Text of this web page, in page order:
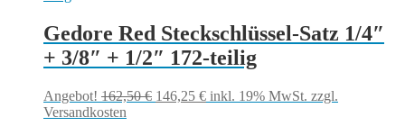
Gedore Red Steckschlüssel-Satz 1/4″
+ 3/8″ + 1/2″ 172-teilig
Angebot! 162,50€ Ursprünglicher
146,25 €Aktueller
inkl. 19% MwSt. zzgl.
Versandkosten